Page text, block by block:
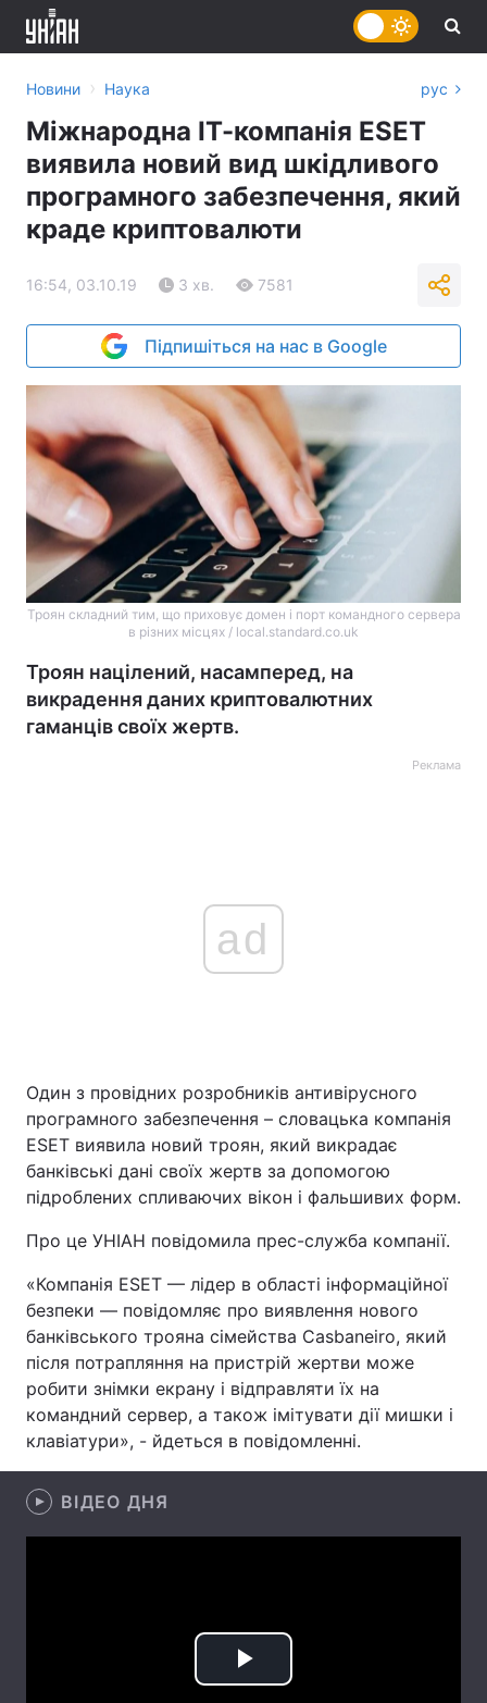
Україна Політика
Економіка Світ
Спорт
Зброя Інциденти
Здоров'я Туризм
Погода
Екологія Регіони
Лонгріди
Новини › Наука рус
Міжнародна ІТ-компанія ESET
виявила новий вид шкідливого
програмного забезпечення, який
краде криптовалюти
16:54, 03.10.19 3 хв. 7581
Підпишіться на нас в Google
Троян складний тим, що приховує домен і порт командного сервера
в різних місцях / local.standard.co.uk
Троян націлений, насамперед, на
викрадення даних криптовалютних
гаманців своїх жертв.
Реклама
ad
Один з провідних розробників антивірусного
програмного забезпечення – словацька компанія
ESET виявила новий троян, який викрадає
банківські дані своїх жертв за допомогою
підроблених спливаючих вікон і фальшивих форм.
Про це УНІАН повідомила прес-служба компанії.
«Компанія ESET — лідер в області інформаційної
безпеки — повідомляє про виявлення нового
банківського трояна сімейства Casbaneiro, який
після потрапляння на пристрій жертви може
робити знімки екрану і відправляти їх на
командний сервер, а також імітувати дії мишки і
клавіатури», - йдеться в повідомленні.
ВІДЕО ДНЯ
Play